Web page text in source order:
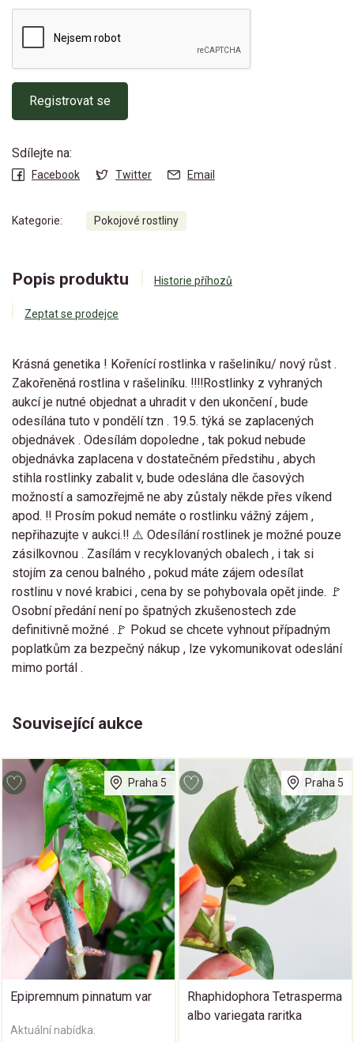
Registrovat se
Sdílejte na:
Facebook Twitter Email
Kategorie: Pokojové rostliny
Popis produktu Historie příhozů
Zeptat se prodejce
Krásná genetika ! Kořenící rostlinka v rašeliníku/ nový růst .
Zakořeněná rostlina v rašeliníku. ‼️‼️Rostlinky z vyhraných
aukcí je nutné objednat a uhradit v den ukončení , bude
odesílána tuto v pondělí tzn . 19.5. týká se zaplacených
objednávek . Odesílám dopoledne , tak pokud nebude
objednávka zaplacena v dostatečném předstihu , abych
stihla rostlinky zabalit v, bude odeslána dle časových
možností a samozřejmě ne aby zůstaly někde přes víkend
apod. ‼️ Prosím pokud nemáte o rostlinku vážný zájem ,
nepřihazujte v aukci.‼️ ⚠️ Odesílání rostlinek je možné pouze
zásilkovnou . Zasílám v recyklovaných obalech , i tak si
stojím za cenou balného , pokud máte zájem odesílat
rostlinu v nové krabici , cena by se pohybovala opět jinde. 🚩
Osobní předání není po špatných zkušenostech zde
definitivně možné .🚩 Pokud se chcete vyhnout případným
poplatkům za bezpečný nákup , lze vykomunikovat odeslání
mimo portál .
Související aukce
Praha 5
Epipremnum pinnatum var
Aktuální nabídka:
Praha 5
Rhaphidophora Tetrasperma
albo variegata raritka